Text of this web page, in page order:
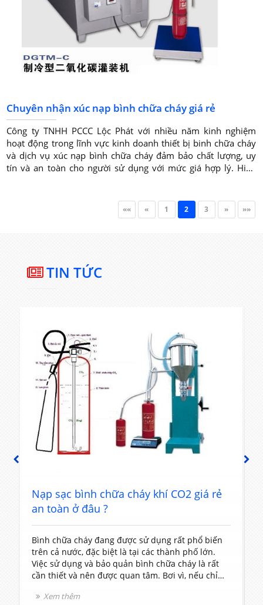
Chuyên nhận xúc nạp bình chữa cháy giá rẻ
Công ty TNHH PCCC Lộc Phát với nhiều năm kinh nghiệm
hoạt động trong lĩnh vực kinh doanh thiết bị binh chữa cháy
và dịch vụ xúc nạp bình chữa cháy đảm bảo chất lượng, uy
tín và an toàn cho người sử dụng với mức giá hợp lý. Hiện
«« « 1 2 3 » »»
TIN TỨC
PREVIOUS
Nạp sạc bình chữa cháy giá rẻ ở đâu tốt
nhất?
Bình chữa cháy được sử dụng rất nhiều trong gia
đình và khu chung cư, công ty, vì vậy việc quan
tâm đến việc bảo đảm an toàn cho các thiết bị
phòng cháy chữa cháy là rất cần thiết. Bởi những
tra và nạp sạc rất có thể sẽ mang lại nguy hiểm
Xem thêm
NEXT